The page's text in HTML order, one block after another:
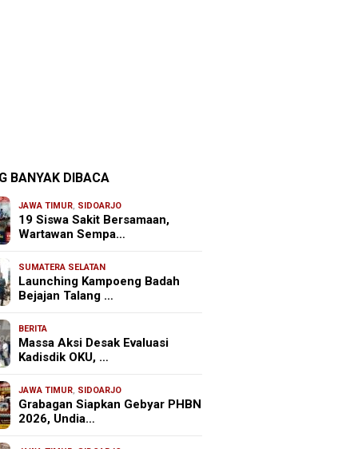
BANYAK DIBACA
JAWA TIMUR, SIDOARJO
19 Siswa Sakit Bersamaan,
Wartawan Sempa…
SUMATERA SELATAN
Launching Kampoeng Badah
Bejajan Talang …
BERITA
Massa Aksi Desak Evaluasi
Kadisdik OKU, …
JAWA TIMUR, SIDOARJO
Grabagan Siapkan Gebyar PHBN
2026, Undia…